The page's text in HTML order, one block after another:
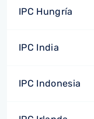
IPC Hungría
IPC India
IPC Indonesia